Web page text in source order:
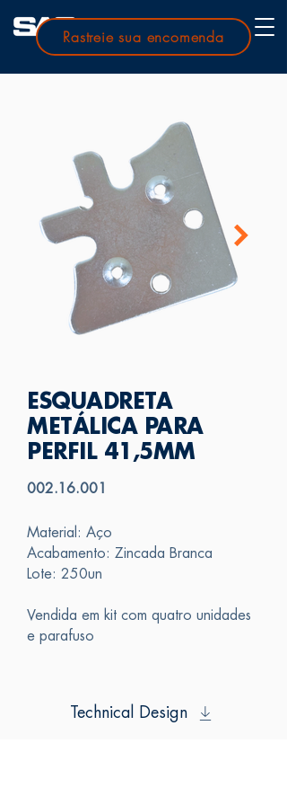
Rastreie sua encomenda
ESQUADRETA
METÁLICA PARA
PERFIL 41,5MM
002.16.001
Material: Aço
Acabamento: Zincada Branca
Lote: 250un
Vendida em kit com quatro unidades
e parafuso
Technical Design